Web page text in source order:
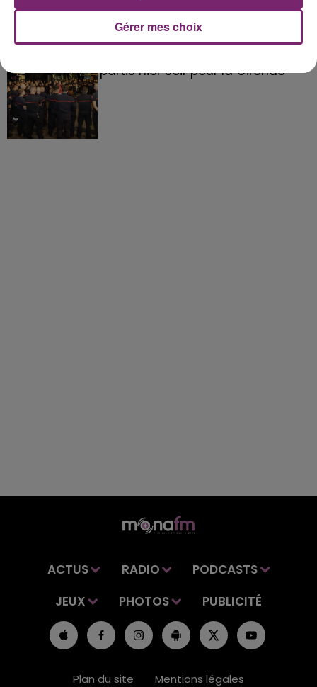
partis hier soir pour la Gironde
ACTUS RADIO
PODCASTS
JEUX
PHOTOS PUBLICITÉ
Plan du site Mentions légales
Gérer mes choix